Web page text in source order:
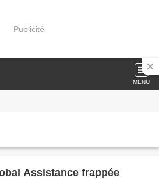
Publicité
MENU
Assistance frappée